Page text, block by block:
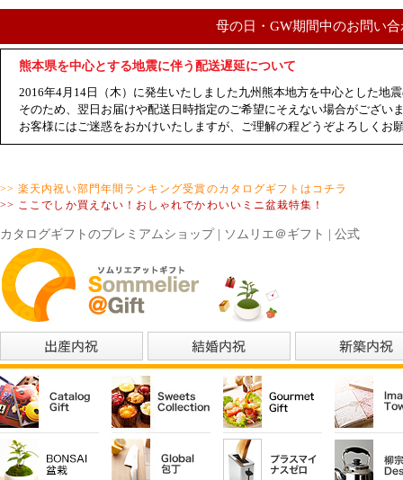
母の日・GW期間中のお問い
熊本県を中心とする地震に伴う配送遅延について
2016年4月14日（木）に発生いたしました九州熊本地方を中心とした地
そのため、翌日お届けや配送日時指定のご希望にそえない場合がござい
お客様にはご迷惑をおかけいたしますが、ご理解の程どうぞよろしくお
>> 楽天内祝い部門年間ランキング受賞のカタログギフトはコチラ
>> ここでしか買えない！おしゃれでかわいいミニ盆栽特集！
カタログギフトのプレミアムショップ | ソムリエ＠ギフト | 公式